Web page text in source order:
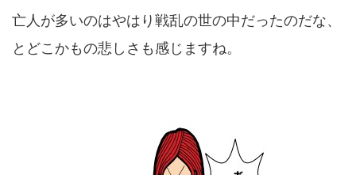
亡人が多いのはやはり戦乱の世の中だったのだな、
とどこかもの悲しさも感じますね。